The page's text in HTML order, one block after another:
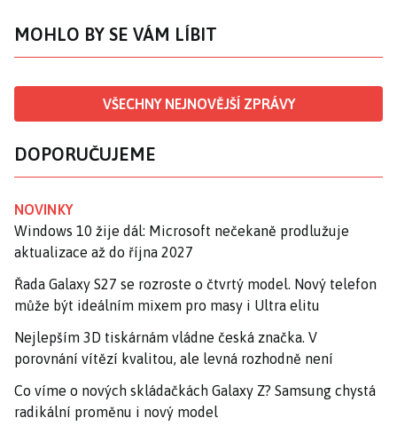
MOHLO BY SE VÁM LÍBIT
VŠECHNY NEJNOVĚJŠÍ ZPRÁVY
DOPORUČUJEME
NOVINKY
Windows 10 žije dál: Microsoft nečekaně prodlužuje
aktualizace až do října 2027
Řada Galaxy S27 se rozroste o čtvrtý model. Nový telefon
může být ideálním mixem pro masy i Ultra elitu
Nejlepším 3D tiskárnám vládne česká značka. V
porovnání vítězí kvalitou, ale levná rozhodně není
Co víme o nových skládačkách Galaxy Z? Samsung chystá
radikální proměnu i nový model